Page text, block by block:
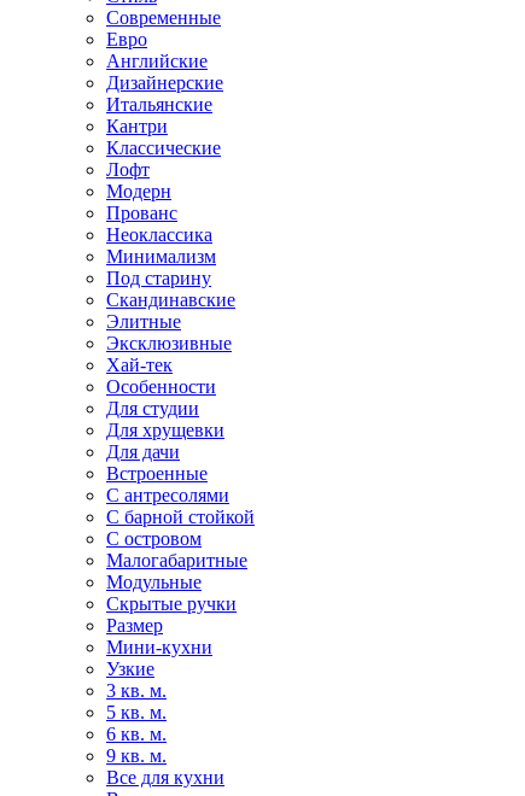
Современные
Евро
Английские
Дизайнерские
Итальянские
Кантри
Классические
Лофт
Модерн
Прованс
Неоклассика
Минимализм
Под старину
Скандинавские
Элитные
Эксклюзивные
Хай-тек
Особенности
Для студии
Для хрущевки
Для дачи
Встроенные
С антресолями
С барной стойкой
С островом
Малогабаритные
Модульные
Скрытые ручки
Размер
Мини-кухни
Узкие
3 кв. м.
5 кв. м.
6 кв. м.
9 кв. м.
Все для кухни